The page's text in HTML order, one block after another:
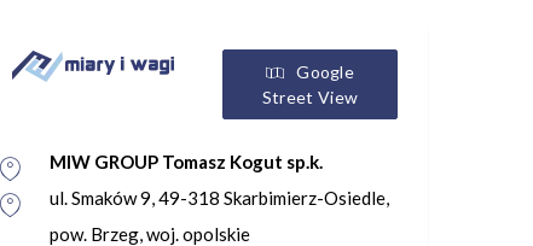
Google
Street View
MIW GROUP Tomasz Kogut sp.k.
ul. Smaków 9, 49-318 Skarbimierz-Osiedle,
pow. Brzeg, woj. opolskie